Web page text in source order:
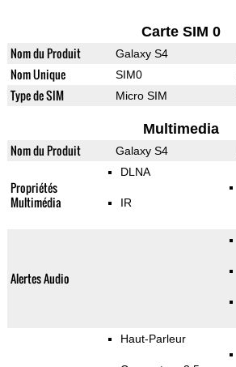
Carte SIM 0
Nom du Produit Galaxy S4
Nom Unique SIM0
Type de SIM Micro SIM
Multimedia
Nom du Produit Galaxy S4
Propriétés
Multimédia
DLNA
IR
Alertes Audio
Haut-Parleur